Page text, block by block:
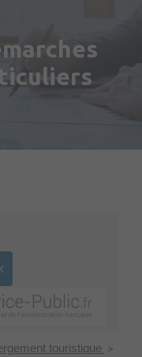
touristique >